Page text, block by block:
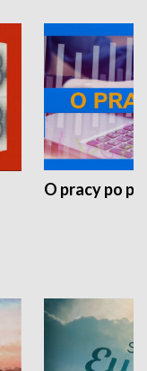
O pracy po